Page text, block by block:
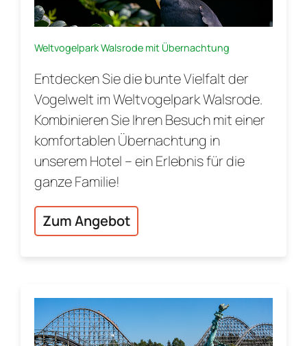
Weltvogelpark Walsrode mit Übernachtung
Entdecken Sie die bunte Vielfalt der
Vogelwelt im Weltvogelpark Walsrode.
Kombinieren Sie Ihren Besuch mit einer
komfortablen Übernachtung in
unserem Hotel – ein Erlebnis für die
ganze Familie!
Zum Angebot